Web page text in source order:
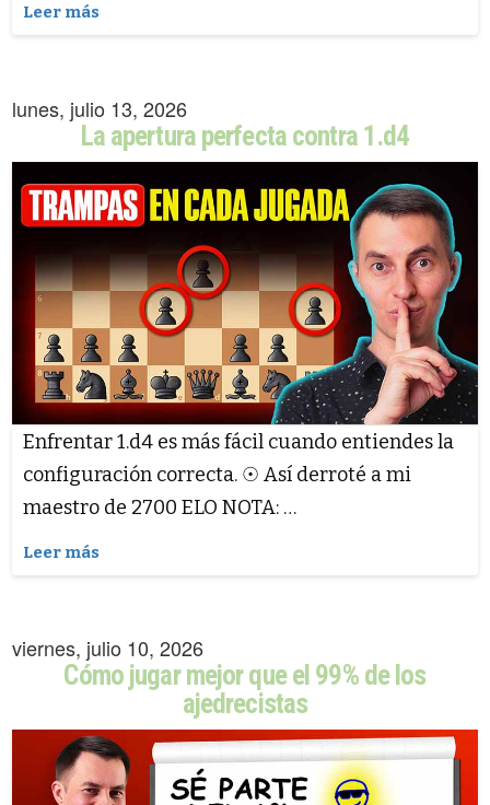
Leer más
lunes, julio 13, 2026
La apertura perfecta contra 1.d4
Enfrentar 1.d4 es más fácil cuando entiendes la
configuración correcta. ☉ Así derroté a mi
maestro de 2700 ELO NOTA: …
Leer más
viernes, julio 10, 2026
Cómo jugar mejor que el 99% de los
ajedrecistas